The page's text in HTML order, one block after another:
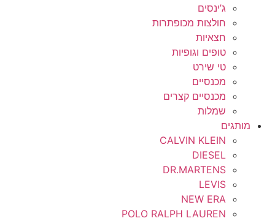
ג’ינסים
חולצות מכופתרות
חצאיות
טופים וגופיות
טי שירט
מכנסיים
מכנסיים קצרים
שמלות
מותגים
CALVIN KLEIN
DIESEL
DR.MARTENS
LEVIS
NEW ERA
POLO RALPH LAUREN